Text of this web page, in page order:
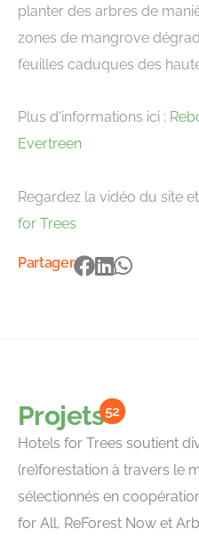
planter des arbres de
zones de mangrove
feuilles caduques des
Plus d'informations ici :
Evertreen
Regardez la vidéo du site
for Trees
Partager
Projets52
Hotels for Trees soutient
(re)forestation à travers le
sélectionnés en
for All, ReForest Now et